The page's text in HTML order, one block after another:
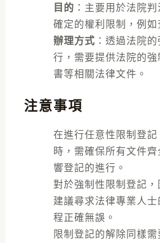
目的 ：主要用於法院
確定的權利限制，例如
辦理方式 ：透過法院
行，需要提供法院的
書等相關法律文件。
注意事項
在進行任意性限制登記
時，需確保所有文件
響登記的進行。
對於強制性限制登記，
建議尋求法律專業人
程正確無誤。
限制登記的解除同樣